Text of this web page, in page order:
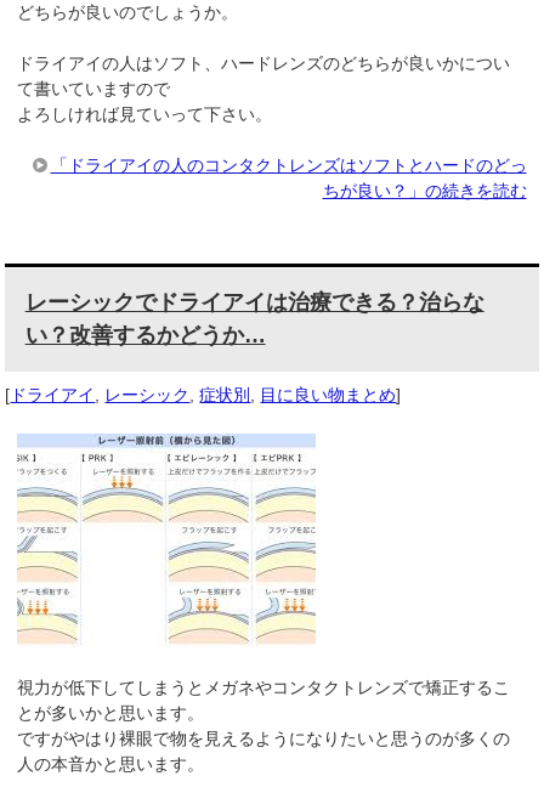
どちらが良いのでしょうか。
ドライアイの人はソフト、ハードレンズのどちらが良いかについ
て書いていますので
よろしければ見ていって下さい。
「ドライアイの人のコンタクトレンズはソフトとハードのどっ
ちが良い？」の続きを読む
レーシックでドライアイは治療できる？治らな
い？改善するかどうか…
[ ドライアイ レーシック ,症状別 目に良い物まとめ]
視力が低下してしまうとメガネやコンタクトレンズで矯正するこ
とが多いかと思います。
ですがやはり裸眼で物を見えるようになりたいと思うのが多くの
人の本音かと思います。